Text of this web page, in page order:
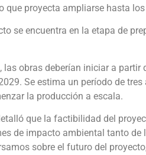
que proyecta ampliarse hasta
se encuentra en la etapa de
las obras deberían iniciar a partir
Se estima un período de
la producción a escala.
que la factibilidad del
de impacto ambiental tanto de
sobre el futuro del